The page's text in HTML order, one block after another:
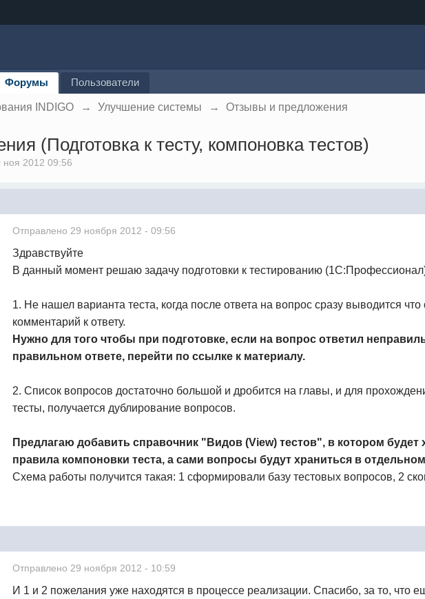
Форумы Пользователи
INDIGO → Улучшение системы → Отзывы и предложения
(Подготовка к тесту, компоновка тестов)
ноя 2012 09:56
Отправлено 29 ноября 2012 - 09:56
Здравствуйте
В данный момент решаю задачу подготовки к тестированию
1. Не нашел варианта теста, когда после ответа на вопрос сразу выводится
комментарий к ответу.
Нужно для того чтобы при подготовке, если на вопрос ответил
правильном ответе, перейти по ссылке к материалу.
2. Список вопросов достаточно большой и дробится на главы, и для
тесты, получается дублирование вопросов.
Предлагаю добавить справочник "Видов (View) тестов", в котором будет
правила компоновки теста, а сами вопросы будут храниться в
Схема работы получится такая: 1 сформировали базу тестовых вопросов, 2
Отправлено 29 ноября 2012 - 10:59
И 1 и 2 пожелания уже находятся в процессе реализации. Спасибо, за то, что